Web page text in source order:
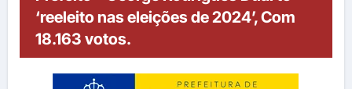
‘reeleito nas eleições de 2024’, Com
18.163 votos.